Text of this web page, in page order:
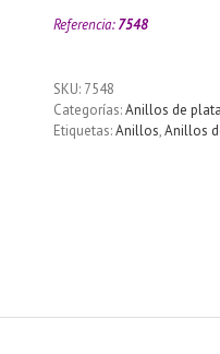
Referencia:7548
SKU: 7548
Categorías:Anillos de
Etiquetas:Anillos,Anillos